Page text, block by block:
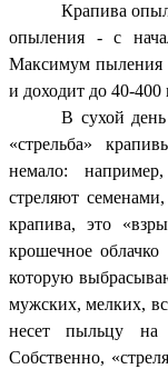
Крапива
опыления - с
Максимум пыления
и доходит до 40-400
В сухой
«стрельба»
немало:
стреляют
крапива, это
крошечное
которую
мужских, мелких,
несет пыльцу на
Собственно,